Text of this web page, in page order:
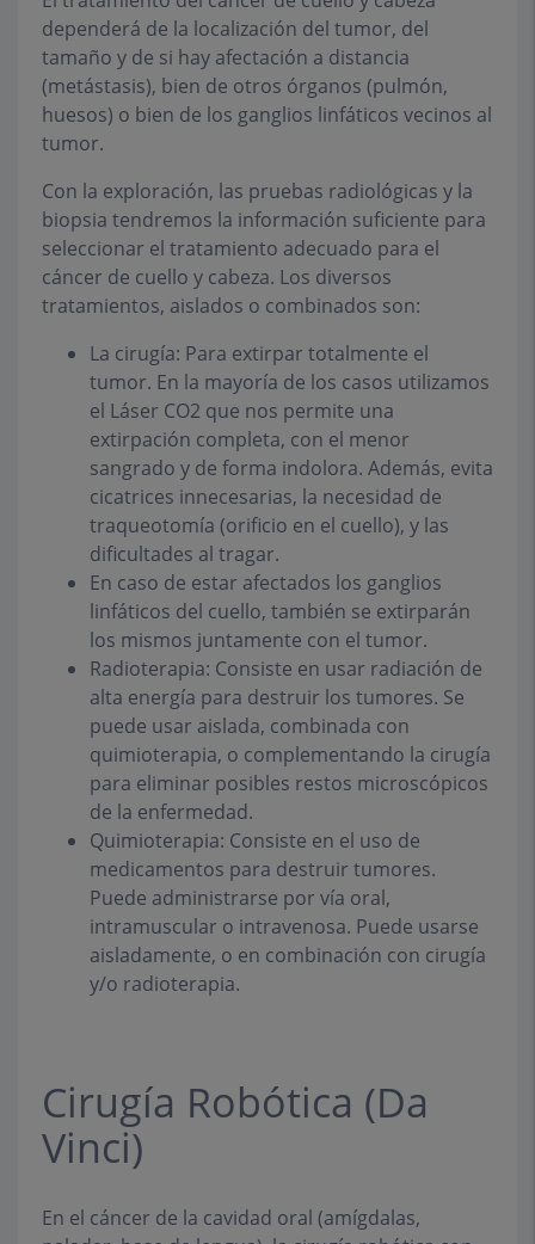
dependerá de la localización del tumor, del
tamaño y de si hay afectación a distancia
(metástasis), bien de otros órganos (pulmón,
huesos) o bien de los ganglios linfáticos vecinos al
tumor.
Con la exploración, las pruebas radiológicas y la
biopsia tendremos la información suficiente para
seleccionar el tratamiento adecuado para el
cáncer de cuello y cabeza. Los diversos
tratamientos, aislados o combinados son:
La cirugía: Para extirpar totalmente el
tumor. En la mayoría de los casos utilizamos
el Láser CO2 que nos permite una
extirpación completa, con el menor
sangrado y de forma indolora. Además, evita
cicatrices innecesarias, la necesidad de
traqueotomía (orificio en el cuello), y las
dificultades al tragar.
En caso de estar afectados los ganglios
linfáticos del cuello, también se extirparán
los mismos juntamente con el tumor.
Radioterapia: Consiste en usar radiación de
alta energía para destruir los tumores. Se
puede usar aislada, combinada con
quimioterapia, o complementando la cirugía
para eliminar posibles restos microscópicos
de la enfermedad.
Quimioterapia: Consiste en el uso de
medicamentos para destruir tumores.
Puede administrarse por vía oral,
intramuscular o intravenosa. Puede usarse
aisladamente, o en combinación con cirugía
y/o radioterapia.
Cirugía Robótica (Da
Vinci)
En el cáncer de la cavidad oral (amígdalas,